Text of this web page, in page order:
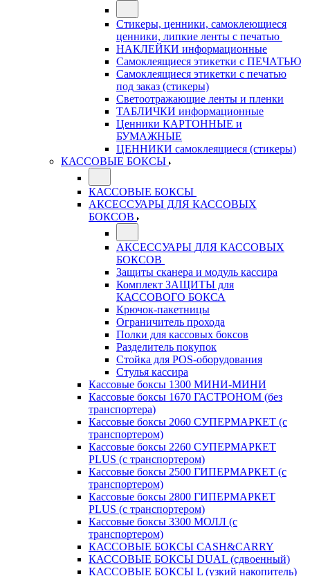
Стикеры, ценники, самоклеющиеся
ценники, липкие ленты с печатью
НАКЛЕЙКИ информационные
Самоклеящиеся этикетки с ПЕЧАТЬЮ
Самоклеящиеся этикетки с печатью
под заказ (стикеры)
Светоотражающие ленты и пленки
ТАБЛИЧКИ информационные
Ценники КАРТОННЫЕ и
БУМАЖНЫЕ
ЦЕННИКИ самоклеящиеся (стикеры)
КАССОВЫЕ БОКСЫ
КАССОВЫЕ БОКСЫ
АКСЕССУАРЫ ДЛЯ КАССОВЫХ
БОКСОВ
АКСЕССУАРЫ ДЛЯ КАССОВЫХ
БОКСОВ
Защиты сканера и модуль кассира
Комплект ЗАЩИТЫ для
КАССОВОГО БОКСА
Крючок-пакетницы
Ограничитель прохода
Полки для кассовых боксов
Разделитель покупок
Стойка для POS-оборудования
Стулья кассира
Кассовые боксы 1300 МИНИ-МИНИ
Кассовые боксы 1670 ГАСТРОНОМ (без
транспортера)
Кассовые боксы 2060 СУПЕРМАРКЕТ (с
транспортером)
Кассовые боксы 2260 СУПЕРМАРКЕТ
PLUS (с транспортером)
Кассовые боксы 2500 ГИПЕРМАРКЕТ (с
транспортером)
Кассовые боксы 2800 ГИПЕРМАРКЕТ
PLUS (с транспортером)
Кассовые боксы 3300 МОЛЛ (с
транспортером)
КАССОВЫЕ БОКСЫ CASH&CARRY
КАССОВЫЕ БОКСЫ DUAL (сдвоенный)
КАССОВЫЕ БОКСЫ L (узкий накопитель)